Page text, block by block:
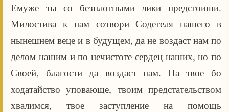
Емуже ты со безплотными лики предстоиши.
Милостива к нам сотвори Содетеля нашего в
нынешнем веце и в будущем, да не воздаст нам по
делом нашим и по нечистоте сердец наших, но по
Своей, благости да воздаст нам. На твое бо
ходатайство уповающе, твоим предстательством
хвалимся, твое заступление на помощь